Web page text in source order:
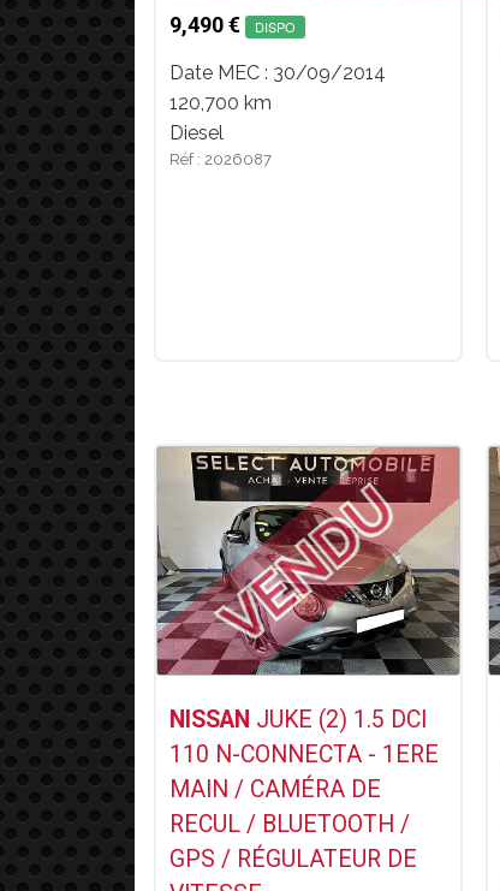
9,490 € DISPO
Date MEC : 30/09/2014
120,700 km
Diesel
Réf : 2026087
Voir ce Véhicule
NISSAN JUKE (2) 1.5 DCI
110 N-CONNECTA - 1ERE
MAIN / CAMÉRA DE
RECUL / BLUETOOTH /
GPS / RÉGULATEUR DE